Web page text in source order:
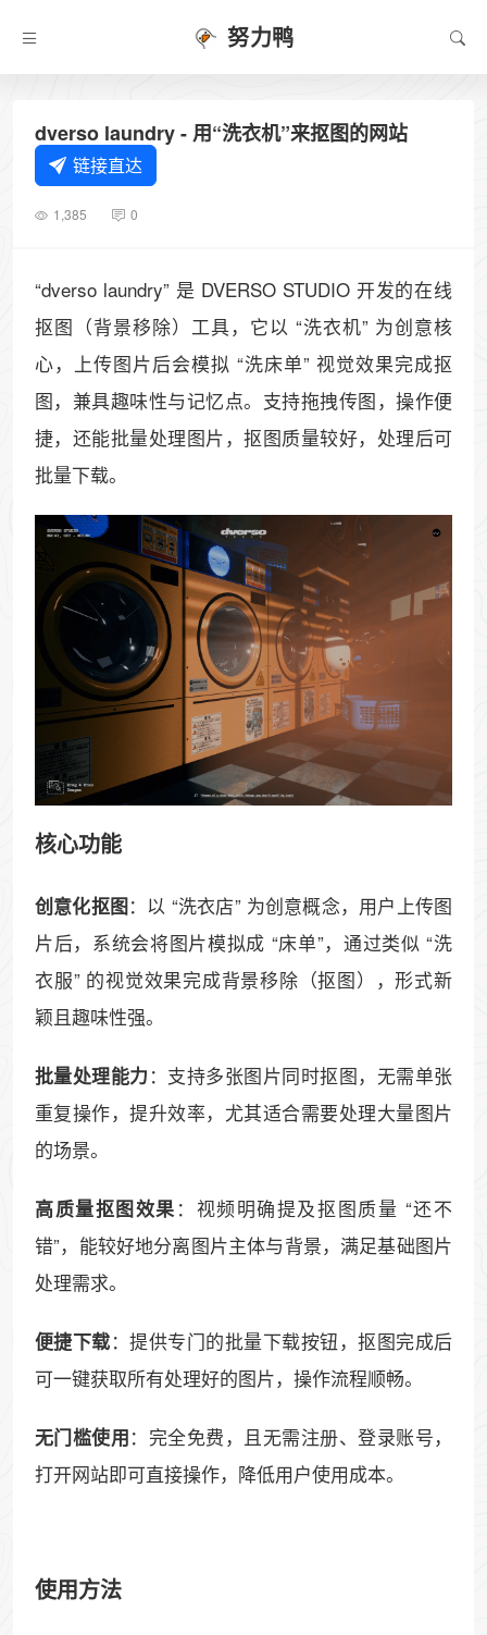
努力鸭
dverso laundry - 用“洗衣机”来抠图的网站
链接直达
1,385 0
“dverso laundry” 是 DVERSO STUDIO 开发的在线
抠图（背景移除）工具，它以 “洗衣机” 为创意核
心，上传图片后会模拟 “洗床单” 视觉效果完成抠
图，兼具趣味性与记忆点。支持拖拽传图，操作便
捷，还能批量处理图片，抠图质量较好，处理后可
批量下载。
核心功能
创意化抠图：以 “洗衣店” 为创意概念，用户上传图
片后，系统会将图片模拟成 “床单”，通过类似 “洗
衣服” 的视觉效果完成背景移除（抠图），形式新
颖且趣味性强。
批量处理能力 ：支持多张图片同时抠图，无需单张
重复操作，提升效率，尤其适合需要处理大量图片
的场景。
高质量抠图效果 ：视频明确提及抠图质量 “还不
错”，能较好地分离图片主体与背景，满足基础图片
处理需求。
便捷下载：提供专门的批量下载按钮，抠图完成后
可一键获取所有处理好的图片，操作流程顺畅。
无门槛使用：完全免费，且无需注册、登录账号，
打开网站即可直接操作，降低用户使用成本。
使用方法